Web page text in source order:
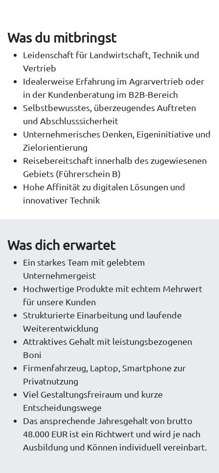
Was du mitbringst
Leidenschaft für Landwirtschaft, Technik und
Vertrieb
Idealerweise Erfahrung im Agrarvertrieb oder
in der Kundenberatung im B2B-Bereich
Selbstbewusstes, überzeugendes Auftreten
und Abschlusssicherheit
Unternehmerisches Denken, Eigeninitiative und
Zielorientierung
Reisebereitschaft innerhalb des zugewiesenen
Gebiets (Führerschein B)
Hohe Affinität zu digitalen Lösungen und
innovativer Technik
Was dich erwartet
Ein starkes Team mit gelebtem
Unternehmergeist
Hochwertige Produkte mit echtem Mehrwert
für unsere Kunden
Strukturierte Einarbeitung und laufende
Weiterentwicklung
Attraktives Gehalt mit leistungsbezogenen
Boni
Firmenfahrzeug, Laptop, Smartphone zur
Privatnutzung
Viel Gestaltungsfreiraum und kurze
Entscheidungswege
Das ansprechende Jahresgehalt von brutto
48.000 EUR ist ein Richtwert und wird je nach
Ausbildung und Können individuell vereinbart.